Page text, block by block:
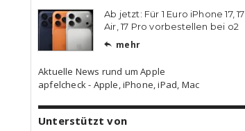
Ab jetzt: Für 1 Euro iPhone 17, 17
Air, 17 Pro vorbestellen bei o2
 mehr
Aktuelle News rund um Apple
apfelcheck - Apple, iPhone, iPad, Mac
Unterstützt von